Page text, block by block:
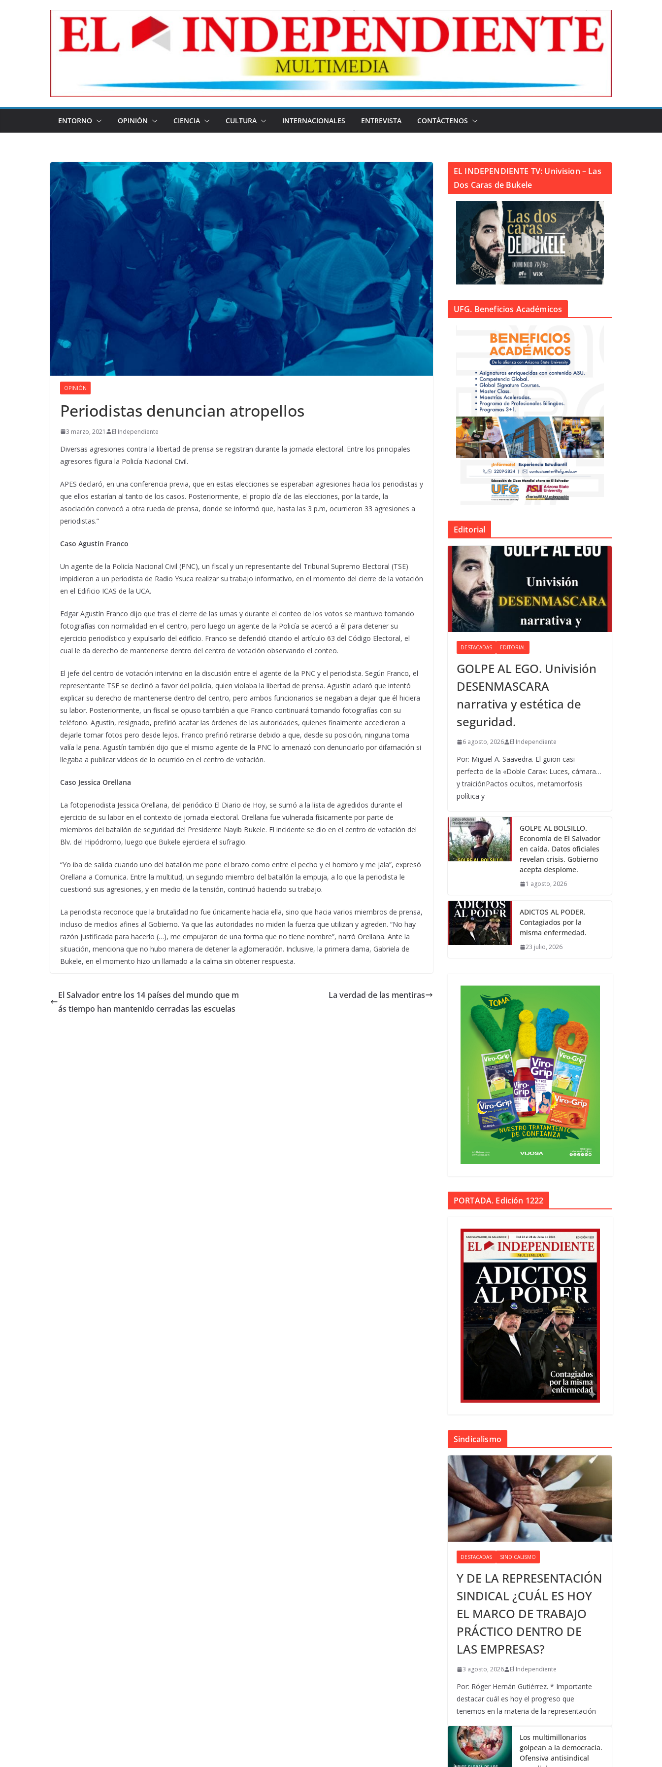
ENTORNO OPINIÓN CIENCIA CULTURA INTERNACIONALES ENTREVISTA CONTÁCTENOS
OPINIÓN
Periodistas denuncian atropellos
3 marzo, 2021 El Independiente
Diversas agresiones contra la libertad de prensa se registran durante la jornada electoral. Entre los principales
agresores figura la Policía Nacional Civil.
APES declaró, en una conferencia previa, que en estas elecciones se esperaban agresiones hacia los periodistas y
que ellos estarían al tanto de los casos. Posteriormente, el propio día de las elecciones, por la tarde, la
asociación convocó a otra rueda de prensa, donde se informó que, hasta las 3 p.m, ocurrieron 33 agresiones a
periodistas.”
Caso Agustín Franco
Un agente de la Policía Nacional Civil (PNC), un fiscal y un representante del Tribunal Supremo Electoral (TSE)
impidieron a un periodista de Radio Ysuca realizar su trabajo informativo, en el momento del cierre de la votación
en el Edificio ICAS de la UCA.
Edgar Agustín Franco dijo que tras el cierre de las urnas y durante el conteo de los votos se mantuvo tomando
fotografías con normalidad en el centro, pero luego un agente de la Policía se acercó a él para detener su
ejercicio periodístico y expulsarlo del edificio. Franco se defendió citando el artículo 63 del Código Electoral, el
cual le da derecho de mantenerse dentro del centro de votación observando el conteo.
El jefe del centro de votación intervino en la discusión entre el agente de la PNC y el periodista. Según Franco, el
representante TSE se declinó a favor del policía, quien violaba la libertad de prensa. Agustín aclaró que intentó
explicar su derecho de mantenerse dentro del centro, pero ambos funcionarios se negaban a dejar que él hiciera
su labor. Posteriormente, un fiscal se opuso también a que Franco continuará tomando fotografías con su
teléfono. Agustín, resignado, prefirió acatar las órdenes de las autoridades, quienes finalmente accedieron a
dejarle tomar fotos pero desde lejos. Franco prefirió retirarse debido a que, desde su posición, ninguna toma
valía la pena. Agustín también dijo que el mismo agente de la PNC lo amenazó con denunciarlo por difamación si
llegaba a publicar videos de lo ocurrido en el centro de votación.
Caso Jessica Orellana
La fotoperiodista Jessica Orellana, del periódico El Diario de Hoy, se sumó a la lista de agredidos durante el
ejercicio de su labor en el contexto de jornada electoral. Orellana fue vulnerada físicamente por parte de
miembros del batallón de seguridad del Presidente Nayib Bukele. El incidente se dio en el centro de votación del
Blv. del Hipódromo, luego que Bukele ejerciera el sufragio.
“Yo iba de salida cuando uno del batallón me pone el brazo como entre el pecho y el hombro y me jala”, expresó
Orellana a Comunica. Entre la multitud, un segundo miembro del batallón la empuja, a lo que la periodista le
cuestionó sus agresiones, y en medio de la tensión, continuó haciendo su trabajo.
La periodista reconoce que la brutalidad no fue únicamente hacia ella, sino que hacia varios miembros de prensa,
incluso de medios afines al Gobierno. Ya que las autoridades no miden la fuerza que utilizan y agreden. “No hay
razón justificada para hacerlo (…), me empujaron de una forma que no tiene nombre”, narró Orellana. Ante la
situación, menciona que no hubo manera de detener la aglomeración. Inclusive, la primera dama, Gabriela de
Bukele, en el momento hizo un llamado a la calma sin obtener respuesta.
El Salvador entre los 14 países del mundo que m
ás tiempo han mantenido cerradas las escuelas
La verdad de las mentiras
EL INDEPENDIENTE TV: Univision – Las
Dos Caras de Bukele
UFG. Beneficios Académicos
Editorial
DESTACADAS EDITORIAL
GOLPE AL EGO. Univisión
DESENMASCARA
narrativa y estética de
seguridad.
6 agosto, 2026 El Independiente
Por: Miguel A. Saavedra. El guion casi
perfecto de la «Doble Cara»: Luces, cámara…
y traiciónPactos ocultos, metamorfosis
política y
GOLPE AL BOLSILLO.
Economía de El Salvador
en caída. Datos oficiales
revelan crisis. Gobierno
acepta desplome.
1 agosto, 2026
ADICTOS AL PODER.
Contagiados por la
misma enfermedad.
23 julio, 2026
PORTADA. Edición 1222
Sindicalismo
DESTACADAS SINDICALISMO
Y DE LA REPRESENTACIÓN
SINDICAL ¿CUÁL ES HOY
EL MARCO DE TRABAJO
PRÁCTICO DENTRO DE
LAS EMPRESAS?
3 agosto, 2026 El Independiente
Por: Róger Hernán Gutiérrez. * Importante
destacar cuál es hoy el progreso que
tenemos en la materia de la representación
Los multimillonarios
golpean a la democracia.
Ofensiva antisindical